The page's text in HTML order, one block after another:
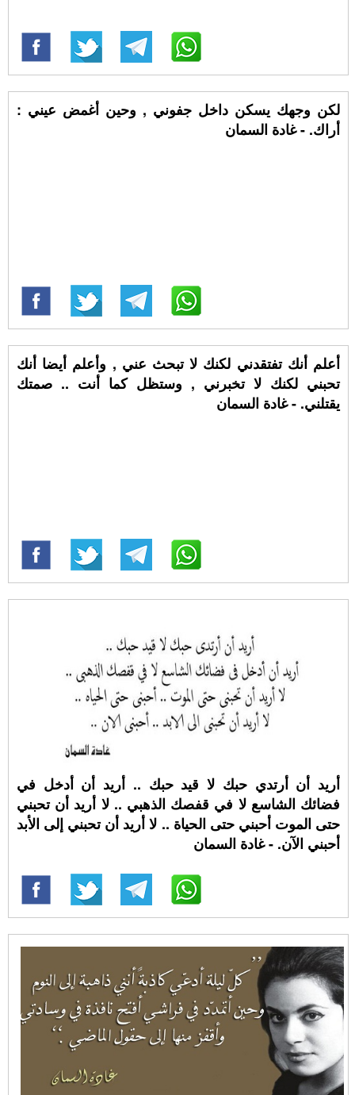
لكن وجهك يسكن داخل جفوني , وحين أغمض عيني :
أراك. - غادة السمان
أعلم أنك تفتقدني لكنك لا تبحث عني , وأعلم أيضا أنك
تحبني لكنك لا تخبرني , وستظل كما أنت .. صمتك
يقتلني. - غادة السمان
أريد أن أرتدي حبك لا قيد حبك .. أريد أن أدخل في
فضائك الشاسع لا في قفصك الذهبي .. لا أريد أن تحبني
حتى الموت أحبني حتى الحياة .. لا أريد أن تحبني إلى الأبد
أحبني الآن. - غادة السمان